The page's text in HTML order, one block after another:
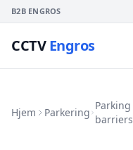
B2B ENGROS
CCTVEngros
Hjem Parkering
Parking
barriers